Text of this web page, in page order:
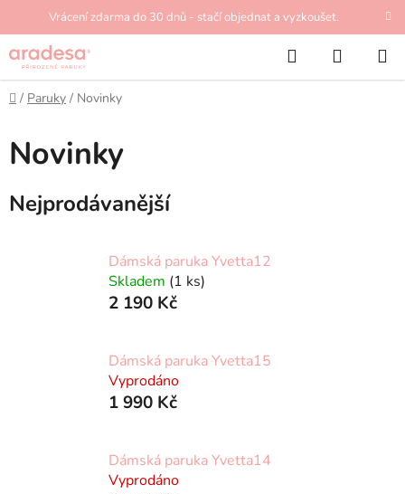
obsah
Vrácení zdarma do 30 dnů - stačí objednat a vyzkoušet.
Hledat
KOŠÍK
Domů
/ Paruky / Novinky
Novinky
Nejprodávanější
Dámská paruka Yvetta12
Skladem (1 ks)
2 190 Kč
Dámská paruka Yvetta15
Vyprodáno
1 990 Kč
Dámská paruka Yvetta14
Vyprodáno